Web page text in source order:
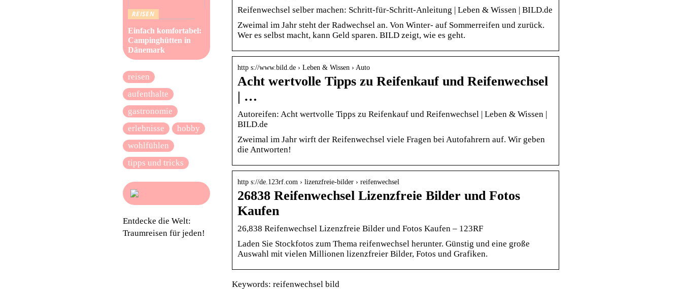
Reifenwechsel selber machen: Schritt-für-Schritt-Anleitung | Leben & Wissen | BILD.de
Zweimal im Jahr steht der Radwechsel an. Von Winter- auf Sommerreifen und zurück.
Wer es selbst macht, kann Geld sparen. BILD zeigt, wie es geht.
http s://www.bild.de › Leben & Wissen › Auto
Acht wertvolle Tipps zu Reifenkauf und Reifenwechsel
| …
Autoreifen: Acht wertvolle Tipps zu Reifenkauf und Reifenwechsel | Leben & Wissen |
BILD.de
Zweimal im Jahr wirft der Reifenwechsel viele Fragen bei Autofahrern auf. Wir geben
die Antworten!
http s://de.123rf.com › lizenzfreie-bilder › reifenwechsel
26838 Reifenwechsel Lizenzfreie Bilder und Fotos
Kaufen
26,838 Reifenwechsel Lizenzfreie Bilder und Fotos Kaufen – 123RF
Laden Sie Stockfotos zum Thema reifenwechsel herunter. Günstig und eine große
Auswahl mit vielen Millionen lizenzfreier Bilder, Fotos und Grafiken.
Keywords: reifenwechsel bild
REISEN
Einfach komfortabel:
Campinghütten in
Dänemark
reisen
aufenthalte
gastronomie
erlebnisse
hobby
wohlfühlen
tipps und tricks
Entdecke die Welt:
Traumreisen für jeden!